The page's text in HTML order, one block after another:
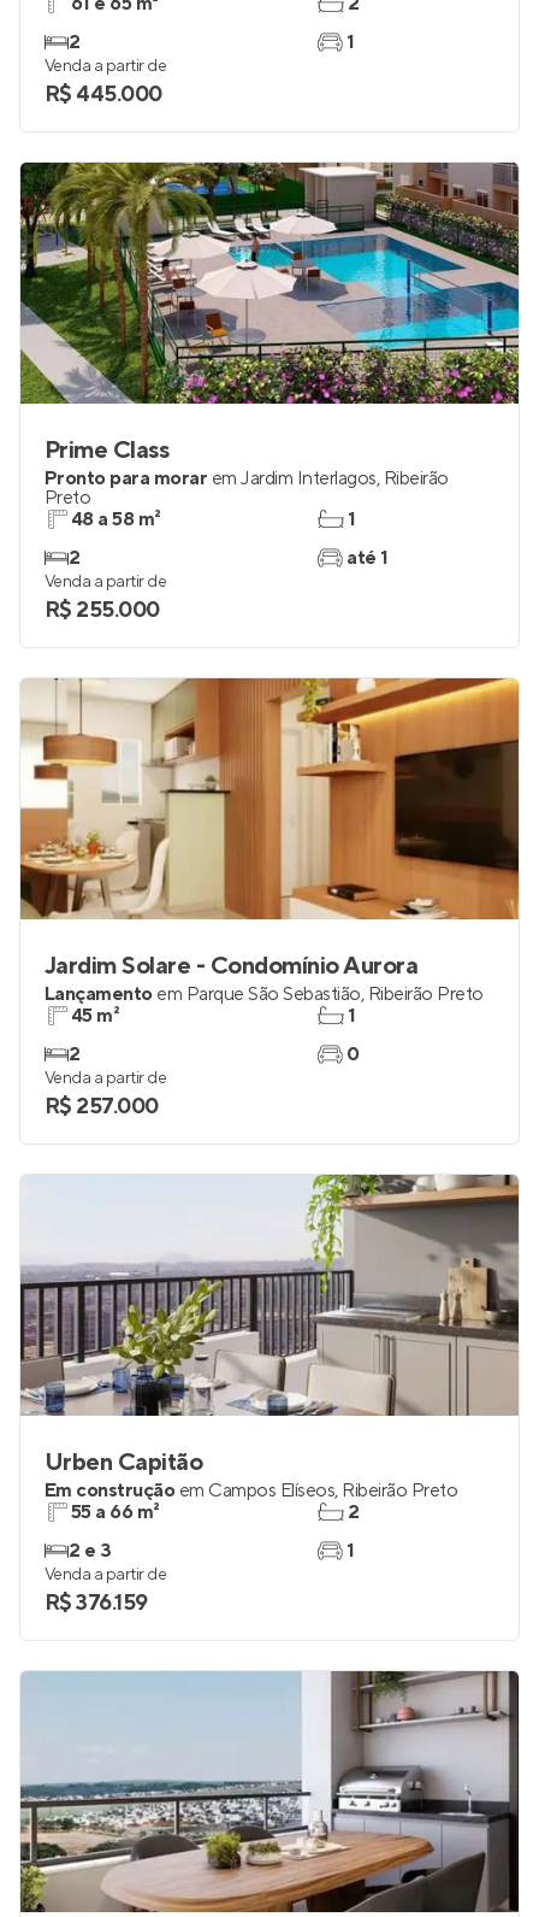
2
1
Venda a partir de
R$ 445.000
Prime Class
Pronto para morar em Jardim Interlagos, Ribeirão
Preto
48 a 58 m²
2
1
até 1
Venda a partir de
R$ 255.000
Jardim Solare - Condomínio Aurora
Lançamento em Parque São Sebastião, Ribeirão Preto
45 m²
2
1
0
Venda a partir de
R$ 257.000
Urben Capitão
Em construção em Campos Elíseos, Ribeirão Preto
55 a 66 m²
2 e 3
2
1
Venda a partir de
R$ 376.159